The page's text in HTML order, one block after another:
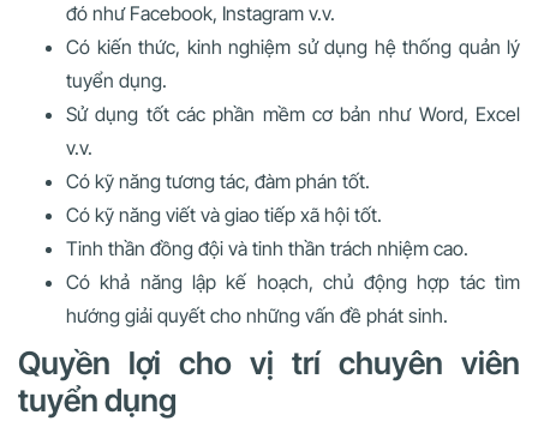
đó như Facebook, Instagram v.v.
Có kiến thức, kinh nghiệm sử dụng hệ thống quản lý
tuyển dụng.
Sử dụng tốt các phần mềm cơ bản như Word, Excel
v.v.
Có kỹ năng tương tác, đàm phán tốt.
Có kỹ năng viết và giao tiếp xã hội tốt.
Tinh thần đồng đội và tinh thần trách nhiệm cao.
Có khả năng lập kế hoạch, chủ động hợp tác tìm
hướng giải quyết cho những vấn đề phát sinh.
Quyền lợi cho vị trí chuyên viên
tuyển dụng